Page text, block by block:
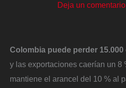
Deja un comentario
Colombia puede perder
y las exportaciones caerían un 8
mantiene el arancel del 10 % al